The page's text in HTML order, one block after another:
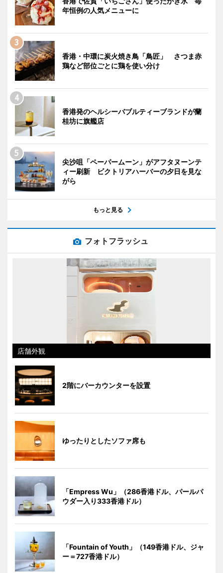
年恒例の人気メニューに
香港・中環に炭火焼き鳥「鳥匠」 さつま赤
鶏など部位ごとに鶏を使い分け
香港発のヘルシーバブルティーブランドが蘭
桂坊に旗艦店
尖沙咀「ペーパームーン」がアフタヌーンテ
ィー刷新 ビクトリアハーバーの夕日を見な
がら
もっと見る
フォトフラッシュ
店舗外観
2階にバーカウンターを設置
ゆったりとしたソファ席も
「Empress Wu」（286香港ドル、パールパ
ウダー入り333香港ドル）
「Fountain of Youth」（149香港ドル、ジャ
ー＝727香港ドル）